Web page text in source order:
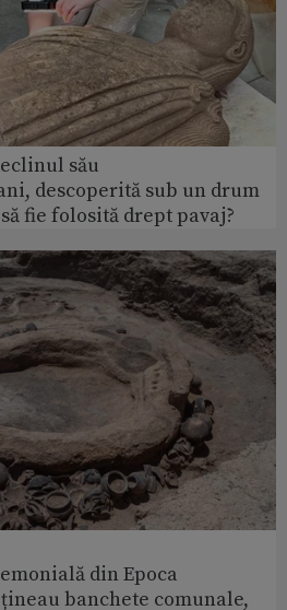
său
descoperită sub un drum
fie folosită drept pavaj?
din Epoca
banchete comunale,